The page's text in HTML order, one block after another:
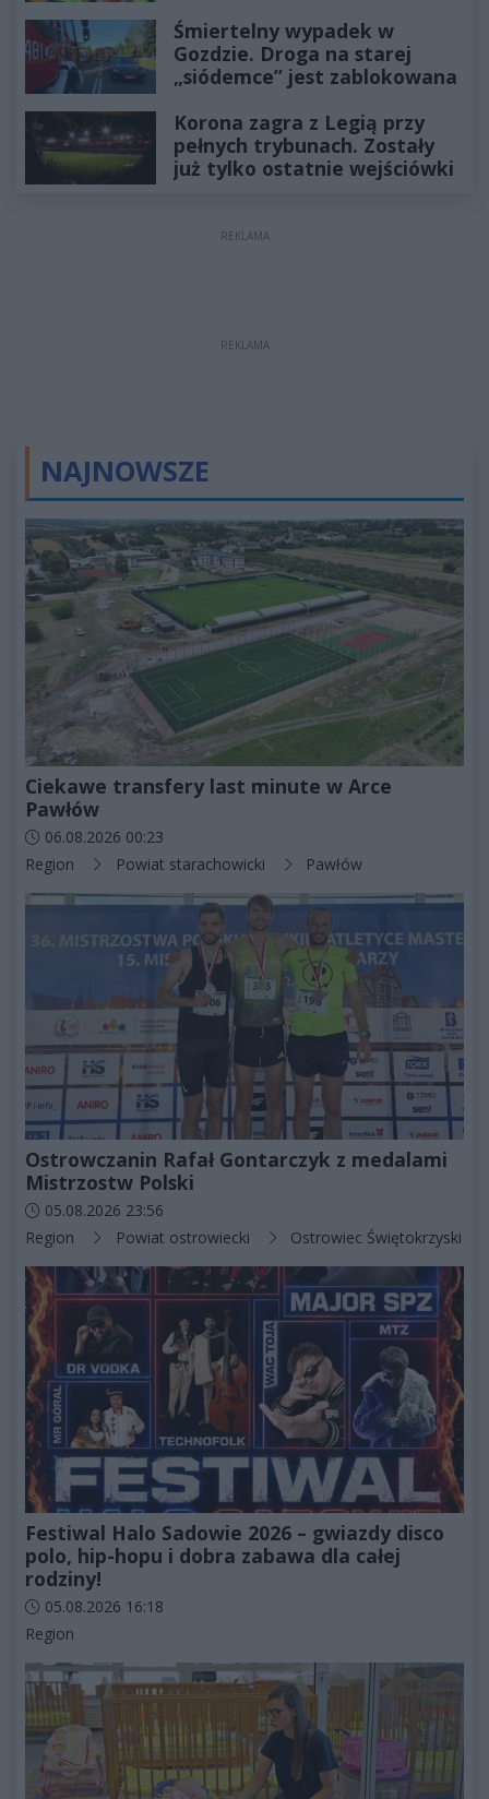
Śmiertelny wypadek w
Gozdzie. Droga na starej
„siódemce” jest zablokowana
Korona zagra z Legią przy
pełnych trybunach. Zostały
już tylko ostatnie wejściówki
REKLAMA
REKLAMA
NAJNOWSZE
Ciekawe transfery last minute w Arce
Pawłów
Data dodania artykułu:
06.08.2026 00:23
Kategorie artykułu:
Region Powiat starachowicki Pawłów
Ostrowczanin Rafał Gontarczyk z medalami
Mistrzostw Polski
Data dodania artykułu:
05.08.2026 23:56
Kategorie artykułu:
Region Powiat ostrowiecki Ostrowiec Świętokrzyski
Festiwal Halo Sadowie 2026 – gwiazdy disco
polo, hip-hopu i dobra zabawa dla całej
rodziny!
Data dodania artykułu:
05.08.2026 16:18
Kategorie artykułu:
Region